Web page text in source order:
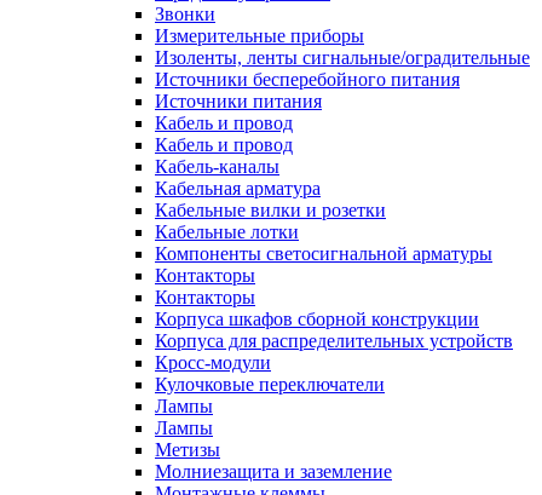
Звонки
Измерительные приборы
Изоленты, ленты сигнальные/оградительные
Источники бесперебойного питания
Источники питания
Кабель и провод
Кабель и провод
Кабель-каналы
Кабельная арматура
Кабельные вилки и розетки
Кабельные лотки
Компоненты светосигнальной арматуры
Контакторы
Контакторы
Корпуса шкафов сборной конструкции
Корпуса для распределительных устройств
Кросс-модули
Кулочковые переключатели
Лампы
Лампы
Метизы
Молниезащита и заземление